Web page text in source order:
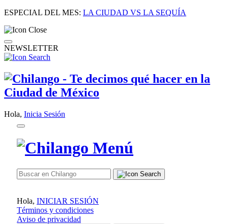
ESPECIAL DEL MES: LA CIUDAD VS LA SEQUÍA
NEWSLETTER
Hola, Inicia Sesión
Hola, INICIAR SESIÓN
Términos y condiciones
Aviso de privacidad